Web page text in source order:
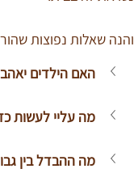
והנה שאלות נפוצות
האם הילדים
מה עליי לעשות
מה ההבדל בין